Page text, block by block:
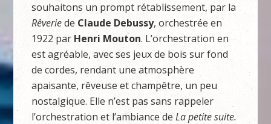
souhaitons un prompt rétablissement, par la
Rêveriede Claude Debussy, orchestrée en
1922 par Henri Mouton. L’orchestration en
est agréable, avec ses jeux de bois sur fond
de cordes, rendant une atmosphère
apaisante, rêveuse et champêtre, un peu
nostalgique. Elle n’est pas sans rappeler
l’orchestration et l’ambiance de La petite suite.